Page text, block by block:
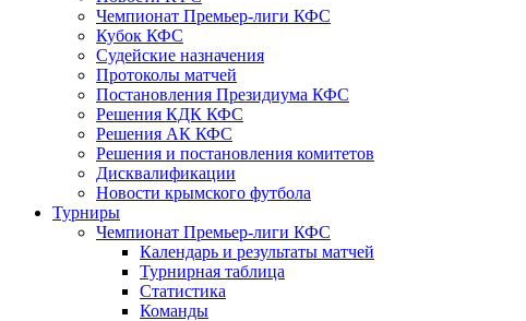
Чемпионат Премьер-лиги КФС
Кубок КФС
Судейские назначения
Протоколы матчей
Постановления Президиума КФС
Решения КДК КФС
Решения АК КФС
Решения и постановления комитетов
Дисквалификации
Новости крымского футбола
Турниры
Чемпионат Премьер-лиги КФС
Календарь и результаты матчей
Турнирная таблица
Статистика
Команды